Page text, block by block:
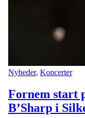
Nyheder, Koncerter
Fornem start
B’Sharp i